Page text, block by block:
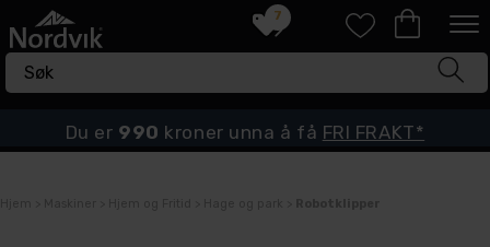
7
Du er 990 kroner unna å få FRI FRAKT*